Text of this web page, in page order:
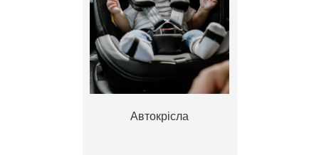
Автокрісла